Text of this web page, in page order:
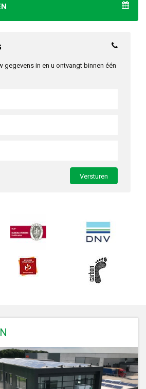
gegevens in en u ontvangt binnen één